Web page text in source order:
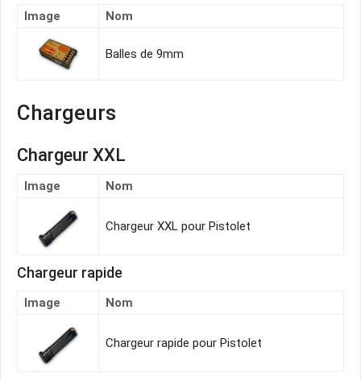
Image Nom
Balles de 9mm
Chargeurs
Chargeur XXL
Image Nom
Chargeur XXL pour Pistolet
Chargeur rapide
Image Nom
Chargeur rapide pour Pistolet